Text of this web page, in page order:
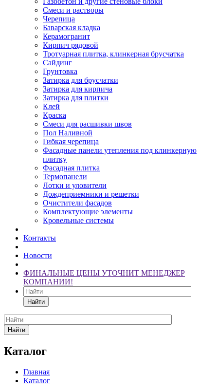
Смеси и растворы
Черепица
Баварская кладка
Керамогранит
Кирпич рядовой
Тротуарная плитка, клинкерная брусчатка
Сайдинг
Грунтовка
Затирка для брусчатки
Затирка для кирпича
Затирка для плитки
Клей
Краска
Смеси для расшивки швов
Пол Наливной
Гибкая черепица
Фасадные панели утепления под клинкерную
плитку
Фасадная плитка
Термопанели
Лотки и уловители
Дождеприемники и решетки
Очистители фасадов
Комплектующие элементы
Кровельные системы
Контакты
Новости
ФИНАЛЬНЫЕ ЦЕНЫ УТОЧНИТ МЕНЕДЖЕР
КОМПАНИИ!
Найти
Найти
Каталог
Главная
Каталог